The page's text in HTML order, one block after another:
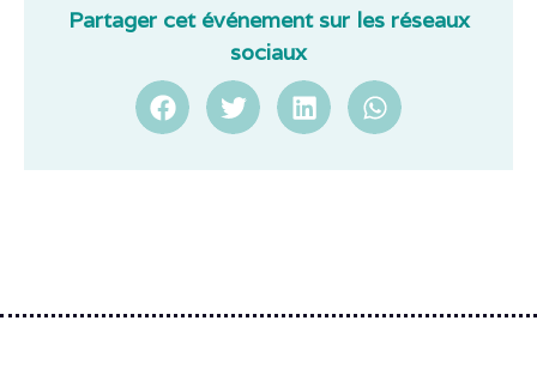
Partager cet événement sur les réseaux
sociaux